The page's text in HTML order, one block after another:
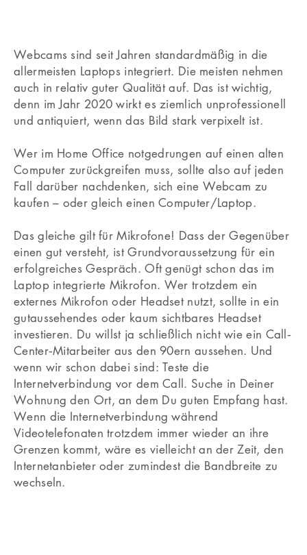
Webcams sind seit Jahren standardmäßig in die
allermeisten Laptops integriert. Die meisten nehmen
auch in relativ guter Qualität auf. Das ist wichtig,
denn im Jahr 2020 wirkt es ziemlich unprofessionell
und antiquiert, wenn das Bild stark verpixelt ist.
Wer im Home Office notgedrungen auf einen alten
Computer zurückgreifen muss, sollte also auf jeden
Fall darüber nachdenken, sich eine Webcam zu
kaufen – oder gleich einen Computer/Laptop.
Das gleiche gilt für Mikrofone! Dass der Gegenüber
einen gut versteht, ist Grundvoraussetzung für ein
erfolgreiches Gespräch. Oft genügt schon das im
Laptop integrierte Mikrofon. Wer trotzdem ein
externes Mikrofon oder Headset nutzt, sollte in ein
gutaussehendes oder kaum sichtbares Headset
investieren. Du willst ja schließlich nicht wie ein Call‐
Center‐Mitarbeiter aus den 90ern aussehen. Und
wenn wir schon dabei sind: Teste die
Internetverbindung vor dem Call. Suche in Deiner
Wohnung den Ort, an dem Du guten Empfang hast.
Wenn die Internetverbindung während
Videotelefonaten trotzdem immer wieder an ihre
Grenzen kommt, wäre es vielleicht an der Zeit, den
Internetanbieter oder zumindest die Bandbreite zu
wechseln.